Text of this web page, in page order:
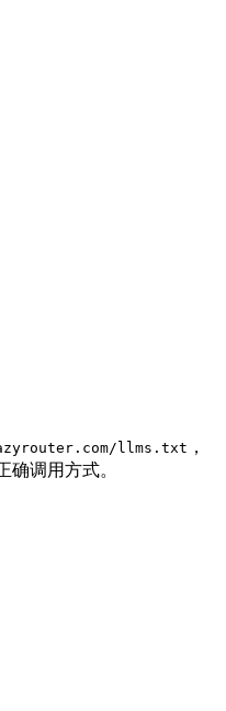
llms.txt ，
确调用方式。